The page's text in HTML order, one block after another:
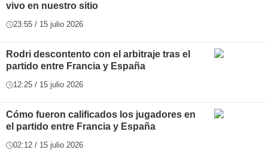
vivo en nuestro sitio
23:55 / 15 julio 2026
Rodri descontento con el arbitraje tras el
partido entre Francia y España
12:25 / 15 julio 2026
Cómo fueron calificados los jugadores en
el partido entre Francia y España
02:12 / 15 julio 2026